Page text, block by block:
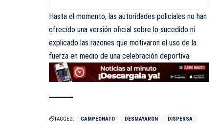
Hasta el momento, las autoridades policiales no han
ofrecido una versión oficial sobre lo sucedido ni
explicado las razones que motivaron el uso de la
fuerza en medio de una celebración deportiva.
TAGGED: CAMPEONATO DESMAYARON
DISPERSA